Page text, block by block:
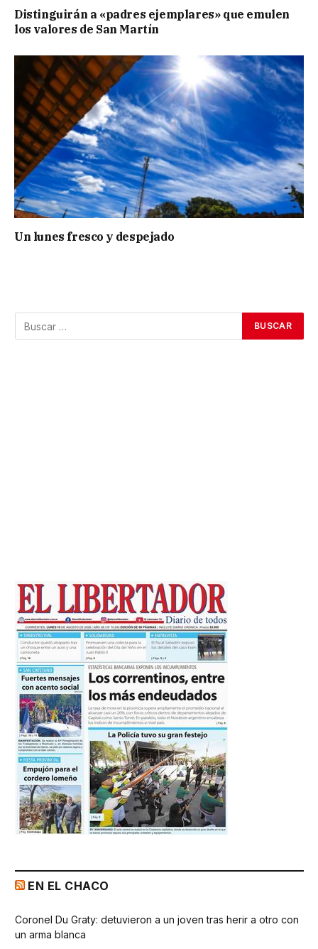
Distinguirán a «padres ejemplares» que emulen
los valores de San Martín
Un lunes fresco y despejado
EN EL CHACO
Coronel Du Graty: detuvieron a un joven tras herir a otro con
un arma blanca